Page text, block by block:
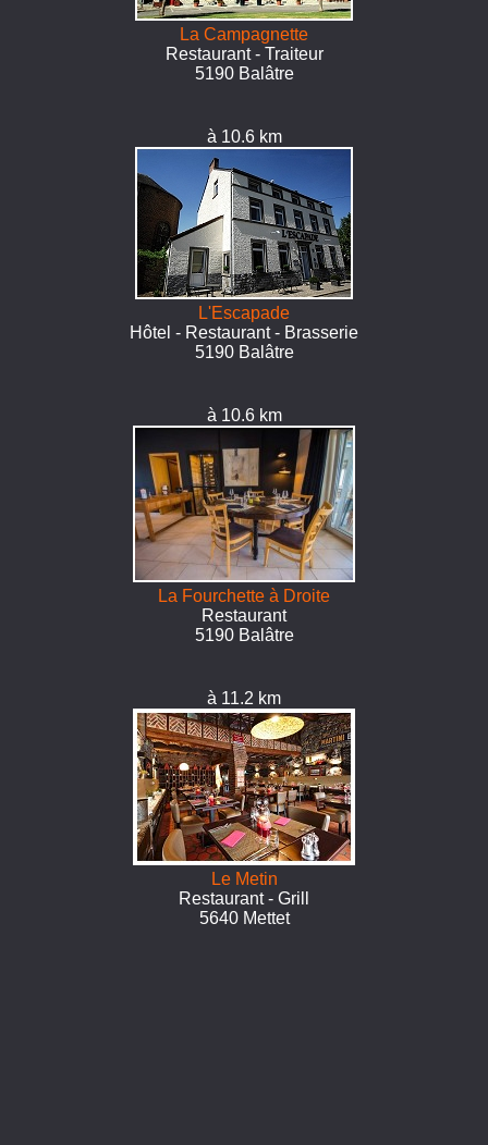
La Campagnette
Restaurant - Traiteur
5190 Balâtre
à 10.6 km
L'Escapade
Hôtel - Restaurant - Brasserie
5190 Balâtre
à 10.6 km
La Fourchette à Droite
Restaurant
5190 Balâtre
à 11.2 km
Le Metin
Restaurant - Grill
5640 Mettet